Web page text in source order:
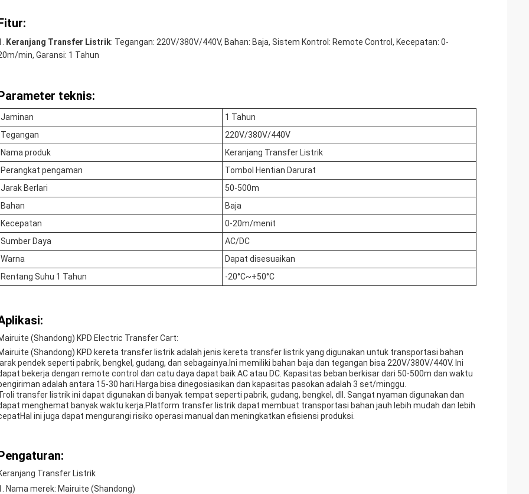
Keranjang Transfer Listrik: Tegangan: 220V/380V/440V, Bahan: Baja, Sistem Kontrol: Remote Control, Kecepatan: 0-
min, Garansi: 1 Tahun
teknis:
Jaminan
1 Tahun
Tegangan
220V/380V/440V
Nama produk
Keranjang Transfer Listrik
Perangkat pengaman
Tombol Hentian Darurat
Jarak Berlari
50-500m
Bahan
Baja
Kecepatan
0-20m/menit
Sumber Daya
AC/DC
Warna
Dapat disesuaikan
Rentang Suhu 1 Tahun
-20°C~+50°C
(Shandong) KPD Electric Transfer Cart:
(Shandong) KPD kereta transfer listrik adalah jenis kereta transfer listrik yang digunakan untuk transportasi bahan
pendek seperti pabrik, bengkel, gudang, dan sebagainya.Ini memiliki bahan baja dan tegangan bisa 220V/380V/440V. Ini
bekerja dengan remote control dan catu daya dapat baik AC atau DC. Kapasitas beban berkisar dari 50-500m dan waktu
adalah antara 15-30 hari.Harga bisa dinegosiasikan dan kapasitas pasokan adalah 3 set/minggu.
transfer listrik ini dapat digunakan di banyak tempat seperti pabrik, gudang, bengkel, dll. Sangat nyaman digunakan dan
menghemat banyak waktu kerja.Platform transfer listrik dapat membuat transportasi bahan jauh lebih mudah dan lebih
ini juga dapat mengurangi risiko operasi manual dan meningkatkan efisiensi produksi.
Transfer Listrik
Nama merek: Mairuite (Shandong)